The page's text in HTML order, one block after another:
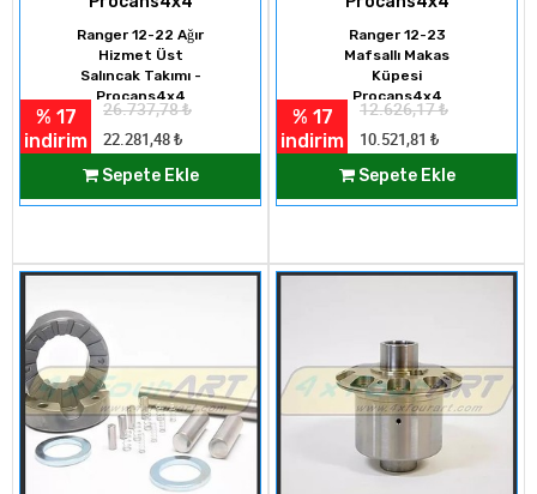
Ranger 12-22 Ağır
Hizmet Üst
Salıncak Takımı -
Procans4x4
% 17
indirim
26.737,78₺
22.281,48 ₺
Sepete Ekle
Ranger 12-23
Mafsallı Makas
Küpesi
Procans4x4
% 17
indirim
12.626,17₺
10.521,81 ₺
Sepete Ekle